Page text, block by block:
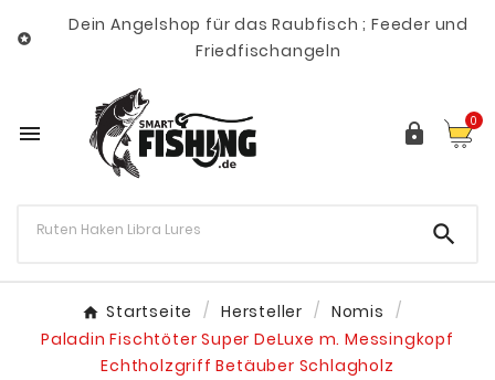

Dein Angelshop für das Raubfisch ; Feeder und
Friedfischangeln
  0

Startseite Hersteller
Nomis
Paladin Fischtöter Super DeLuxe m. Messingkopf
Echtholzgriff Betäuber Schlagholz